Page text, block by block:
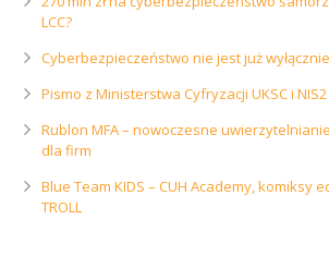
LCC?
Cyberbezpieczeństwo nie jest już
Pismo z Ministerstwa Cyfryzacji UKSC i NIS2
Rublon MFA – nowoczesne
dla firm
Blue Team KIDS – CUH Academy, komiksy
TROLL